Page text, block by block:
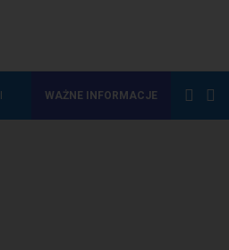
WAŻNE INFORMACJE